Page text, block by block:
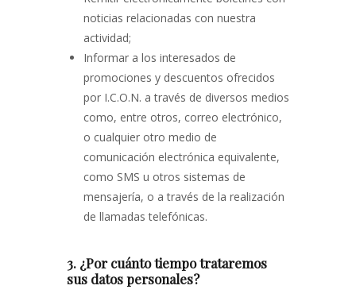
noticias relacionadas con nuestra
actividad;
Informar a los interesados de
promociones y descuentos ofrecidos
por I.C.O.N. a través de diversos medios
como, entre otros, correo electrónico,
o cualquier otro medio de
comunicación electrónica equivalente,
como SMS u otros sistemas de
mensajería, o a través de la realización
de llamadas telefónicas.
3. ¿Por cuánto tiempo trataremos
sus datos personales?